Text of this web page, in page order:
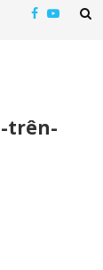
trên-